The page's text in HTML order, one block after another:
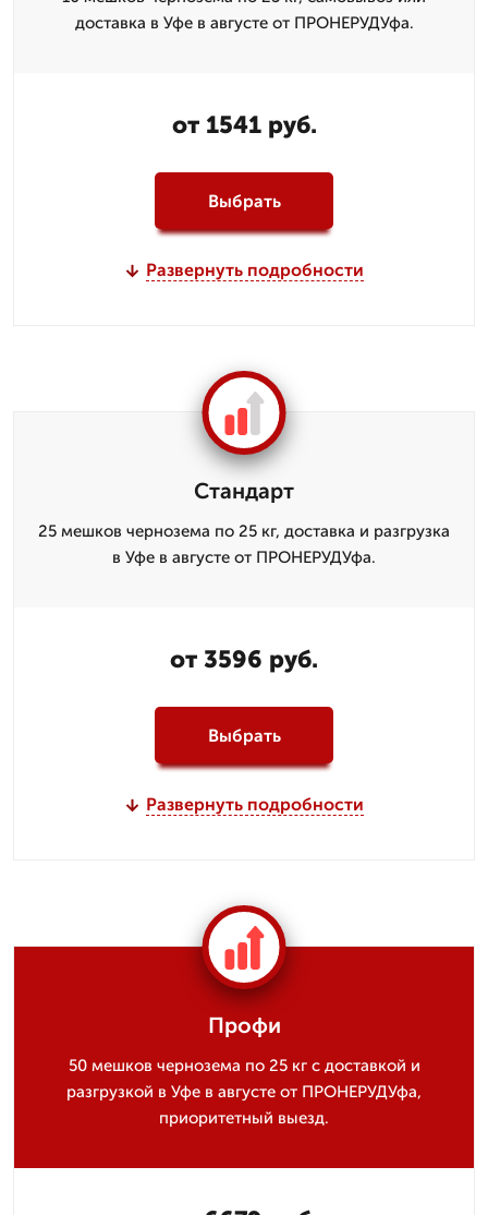
доставка в Уфе в августе от ПРОНЕРУДУфа.
от 1541 руб.
Выбрать
Развернуть подробности
Стандарт
25 мешков чернозема по 25 кг, доставка и разгрузка
в Уфе в августе от ПРОНЕРУДУфа.
от 3596 руб.
Выбрать
Развернуть подробности
Профи
50 мешков чернозема по 25 кг с доставкой и
разгрузкой в Уфе в августе от ПРОНЕРУДУфа,
приоритетный выезд.